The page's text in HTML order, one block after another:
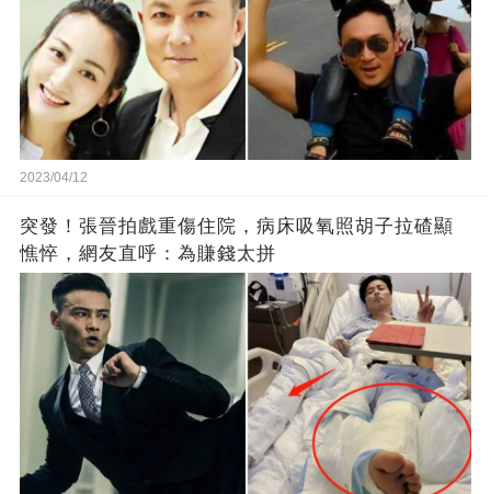
2023/04/12
突發！張晉拍戲重傷住院，病床吸氧照胡子拉碴顯
憔悴，網友直呼：為賺錢太拼